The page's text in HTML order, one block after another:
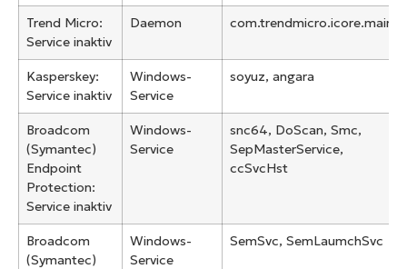
Trend Micro:
Service inaktiv
Daemon com.trendmicro.icore.main
Kasperskey:
Service inaktiv
Windows-
Service
soyuz, angara
Broadcom
(Symantec)
Endpoint
Protection:
Service inaktiv
Windows-
Service
snc64, DoScan, Smc,
SepMasterService,
ccSvcHst
Broadcom
(Symantec)
Windows-
Service
SemSvc, SemLaumchSvc